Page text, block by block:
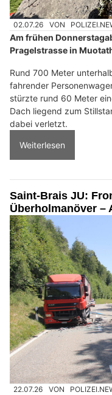
02.07.26 VON
Am frühen
Pragelstrasse in
Rund 700 Meter
fahrender
stürzte rund 60 Meter
Dach liegend zum
dabei verletzt.
Weiterlesen
Saint-Brais JU:
Überholmanöver –
22.07.26 VON